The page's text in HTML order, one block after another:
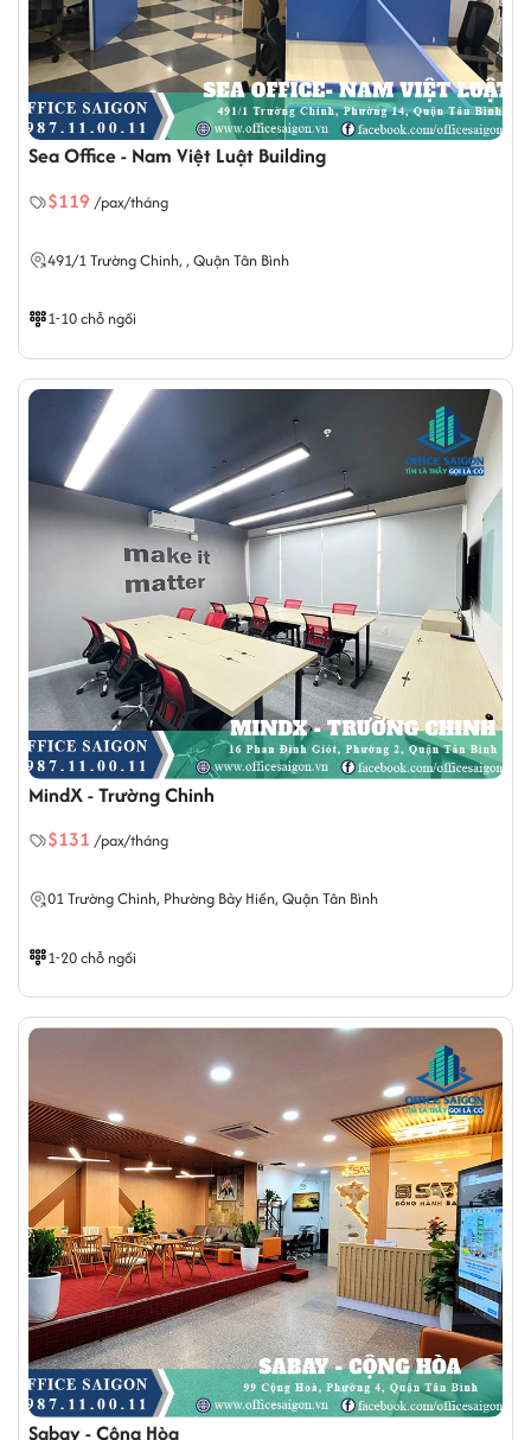
Sea Office - Nam Việt Luật Building
$119/pax/tháng
491/1 Trường Chinh, , Quận Tân Bình
1-10 chỗ ngồi
MindX - Trường Chinh
$131/pax/tháng
01 Trường Chinh, Phường Bảy Hiền, Quận Tân Bình
1-20 chỗ ngồi
Sabay - Cộng Hòa